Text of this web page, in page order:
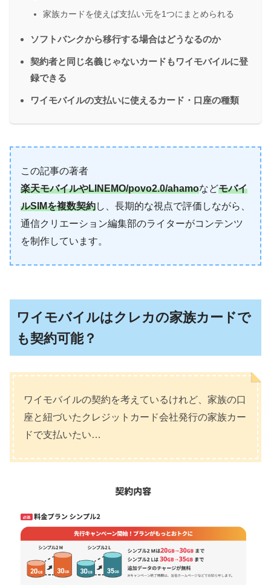
家族カードを使えば支払い元を1つにまとめられる
ソフトバンクから移行する場合はどうなるのか
契約者と同じ名義じゃないカードもワイモバイルに登
録できる
ワイモバイルの支払いに使えるカード・口座の種類
この記事の著者
楽天モバイルやLINEMO/povo2.0/ahamoなどモバイ
ルSIMを複数契約し、長期的な視点で評価しながら、
通信クリエーション編集部のライターがコンテンツ
を制作しています。
ワイモバイルはクレカの家族カードで
も契約可能？
ワイモバイルの契約を考えているけれど、家族の口
座と紐づいたクレジットカード会社発行の家族カー
ドで支払いたい…